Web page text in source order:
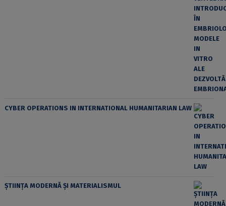
CYBER OPERATIONS IN INTERNATIONAL HUMANITARIAN LAW
ȘTIINȚA MODERNĂ ȘI MATERIALISMUL